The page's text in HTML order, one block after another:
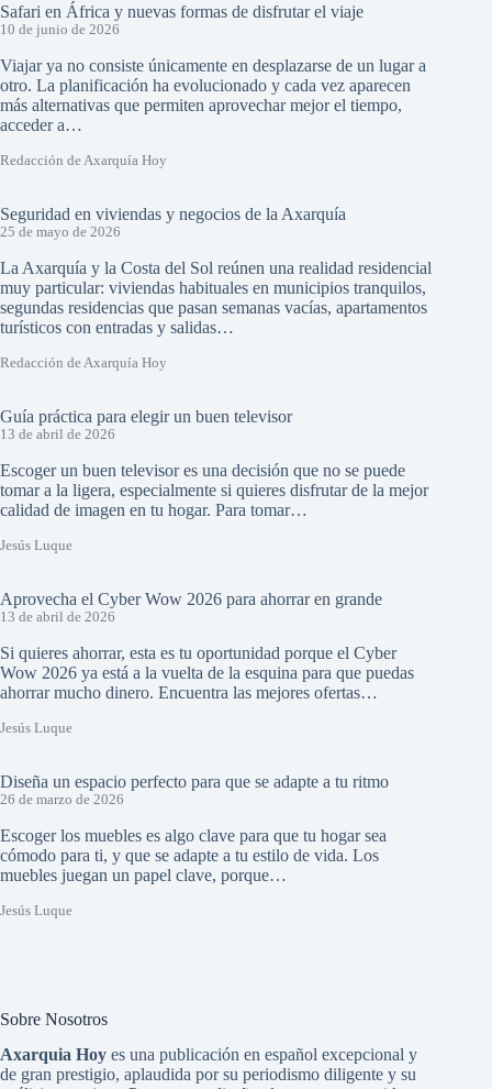
Safari en África y nuevas formas de disfrutar el viaje
10 de junio de 2026
Viajar ya no consiste únicamente en desplazarse de un lugar a
otro. La planificación ha evolucionado y cada vez aparecen
más alternativas que permiten aprovechar mejor el tiempo,
acceder a…
Redacción de Axarquía Hoy
Seguridad en viviendas y negocios de la Axarquía
25 de mayo de 2026
La Axarquía y la Costa del Sol reúnen una realidad residencial
muy particular: viviendas habituales en municipios tranquilos,
segundas residencias que pasan semanas vacías, apartamentos
turísticos con entradas y salidas…
Redacción de Axarquía Hoy
Guía práctica para elegir un buen televisor
13 de abril de 2026
Escoger un buen televisor es una decisión que no se puede
tomar a la ligera, especialmente si quieres disfrutar de la mejor
calidad de imagen en tu hogar. Para tomar…
Jesús Luque
Aprovecha el Cyber Wow 2026 para ahorrar en grande
13 de abril de 2026
Si quieres ahorrar, esta es tu oportunidad porque el Cyber
Wow 2026 ya está a la vuelta de la esquina para que puedas
ahorrar mucho dinero. Encuentra las mejores ofertas…
Jesús Luque
Diseña un espacio perfecto para que se adapte a tu ritmo
26 de marzo de 2026
Escoger los muebles es algo clave para que tu hogar sea
cómodo para ti, y que se adapte a tu estilo de vida. Los
muebles juegan un papel clave, porque…
Jesús Luque
Sobre Nosotros
Axarquia Hoy es una publicación en español excepcional y
de gran prestigio, aplaudida por su periodismo diligente y su